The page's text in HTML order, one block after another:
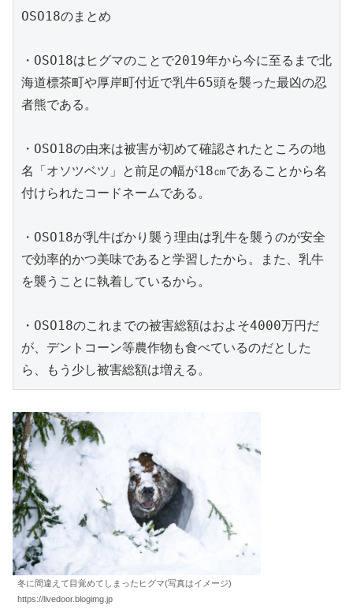
OSO18のまとめ
・OSO18はヒグマのことで2019年から今に至るまで北
海道標茶町や厚岸町付近で乳牛65頭を襲った最凶の忍
者熊である。
・OSO18の由来は被害が初めて確認されたところの地
名「オソツベツ」と前足の幅が18㎝であることから名
付けられたコードネームである。
・OSO18が乳牛ばかり襲う理由は乳牛を襲うのが安全
で効率的かつ美味であると学習したから。また、乳牛
を襲うことに執着しているから。
・OSO18のこれまでの被害総額はおよそ4000万円だ
が、デントコーン等農作物も食べているのだとした
ら、もう少し被害総額は増える。
冬に間違えて目覚めてしまったヒグマ(写真はイメージ)
https://livedoor.blogimg.jp